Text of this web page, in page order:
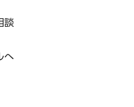
談
へ